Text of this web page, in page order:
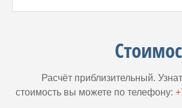
Расчёт приблизительный.
стоимость вы можете по телефону: